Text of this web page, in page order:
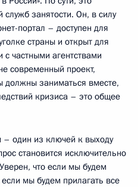
занятости. Он, в силу
портал – доступен для
страны и открыт для
с частными агентствами
современный проект,
должны заниматься вместе,
кризиса – это общее
– один из ключей к выходу
становится исключительно
что если мы будем
мы будем прилагать все